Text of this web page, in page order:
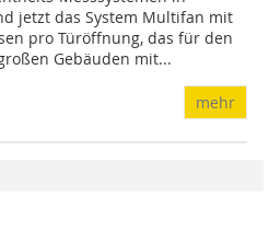
jetzt das System Multifan mit
pro Türöffnung, das für den
Gebäuden mit...
mehr